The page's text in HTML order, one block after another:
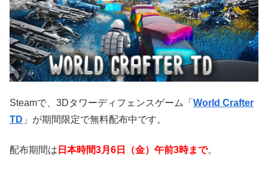
Steamで、3Dタワーディフェンスゲーム「 World Crafter
TD 」が期間限定で無料配布中です。
配布期間は 日本時間3月6日（金）午前3時まで。